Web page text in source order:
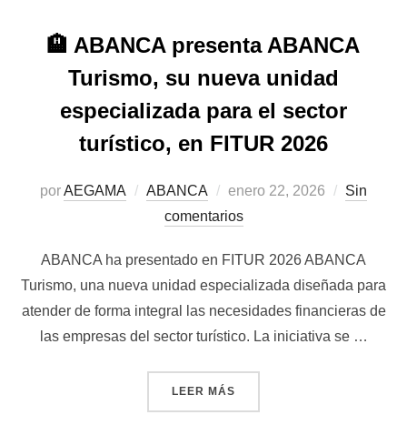
🏨 ABANCA presenta ABANCA
Turismo, su nueva unidad
especializada para el sector
turístico, en FITUR 2026
porAEGAMA ABANCA
Publicado
el
enero 22, 2026
Sin
comentarios
ABANCA ha presentado en FITUR 2026 ABANCA
Turismo, una nueva unidad especializada diseñada para
atender de forma integral las necesidades financieras de
las empresas del sector turístico. La iniciativa se …
LEER MÁS